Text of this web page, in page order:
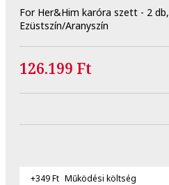
For Her&Him karóra szett - 2 db,
Ezüstszín/Aranyszín
126.199 Ft
+349 Ft Működési költség